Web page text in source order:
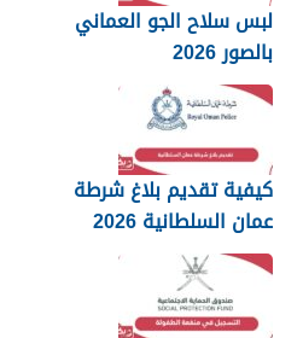
لبس سلاح الجو العماني
بالصور 2026
كيفية تقديم بلاغ شرطة
عمان السلطانية 2026